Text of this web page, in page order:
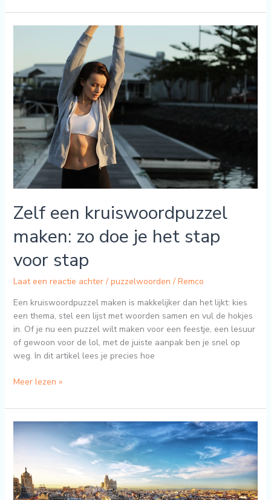
Zelf een kruiswoordpuzzel
maken: zo doe je het stap
voor stap
Laat een reactie achter / puzzelwoorden / Remco
Een kruiswoordpuzzel maken is makkelijker dan het lijkt: kies
een thema, stel een lijst met woorden samen en vul de hokjes
in. Of je nu een puzzel wilt maken voor een feestje, een lesuur
of gewoon voor de lol, met de juiste aanpak ben je snel op
weg. In dit artikel lees je precies hoe
kruiswoordpuzzel
maken:
zo
doe
je
het
stap
voor
stap
Meer lezen »
Doe
wat
met
de
belasting